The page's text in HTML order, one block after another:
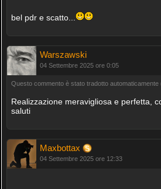
bel pdr e scatto...
Warszawski
04 Settembre 2025 ore 0:05
Questo commento è stato tradotto automaticamente
Realizzazione meravigliosa e perfetta,
saluti
Maxbottax
04 Settembre 2025 ore 12:33